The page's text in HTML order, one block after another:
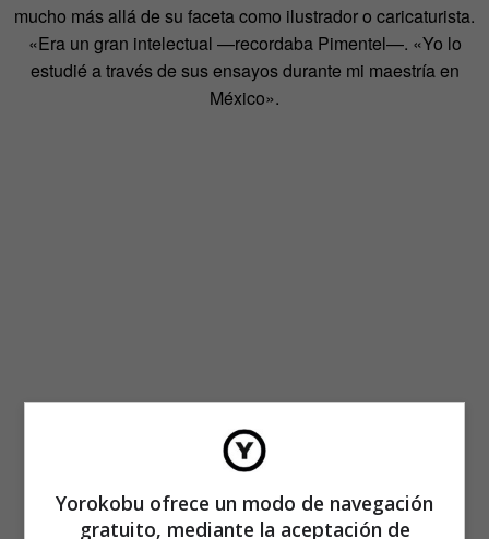
mucho más allá de su faceta como ilustrador o caricaturista.
«Era un gran intelectual —recordaba Pimentel—. «Yo lo
estudié a través de sus ensayos durante mi maestría en
México».
Yorokobu ofrece un modo de navegación
gratuito, mediante la aceptación de